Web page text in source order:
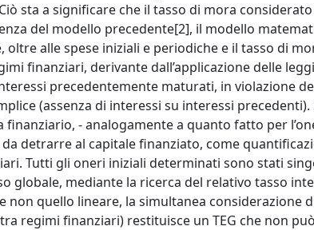
sta a significare che il tasso di mora
del modello precedente[2], il modello
alle spese iniziali e periodiche e il tasso di
finanziari, derivante dall’applicazione delle
precedentemente maturati, in violazione
(assenza di interessi su interessi
- analogamente a quanto fatto per
detrarre al capitale finanziato, come
Tutti gli oneri iniziali determinati sono stati
globale, mediante la ricerca del relativo tasso
non quello lineare, la simultanea considerazione
regimi finanziari) restituisce un TEG che non